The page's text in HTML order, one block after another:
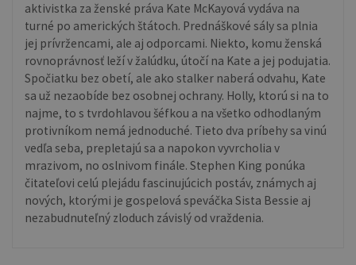
aktivistka za ženské práva Kate McKayová vydáva na
turné po amerických štátoch. Prednáškové sály sa plnia
jej prívržencami, ale aj odporcami. Niekto, komu ženská
rovnoprávnosť leží v žalúdku, útočí na Kate a jej podujatia.
Spočiatku bez obetí, ale ako stalker naberá odvahu, Kate
sa už nezaobíde bez osobnej ochrany. Holly, ktorú si na to
najme, to s tvrdohlavou šéfkou a na všetko odhodlaným
protivníkom nemá jednoduché. Tieto dva príbehy sa vinú
vedľa seba, prepletajú sa a napokon vyvrcholia v
mrazivom, no oslnivom finále. Stephen King ponúka
čitateľovi celú plejádu fascinujúcich postáv, známych aj
nových, ktorými je gospelová speváčka Sista Bessie aj
nezabudnuteľný zloduch závislý od vraždenia.